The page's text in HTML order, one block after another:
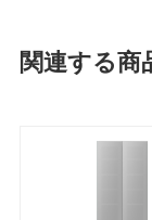
関連する商